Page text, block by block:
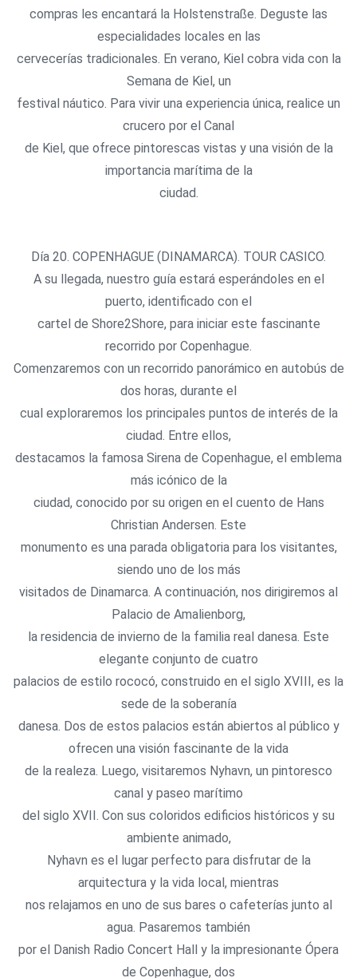
compras les encantará la Holstenstraße. Deguste las
especialidades locales en las
cervecerías tradicionales. En verano, Kiel cobra vida con la
Semana de Kiel, un
festival náutico. Para vivir una experiencia única, realice un
crucero por el Canal
de Kiel, que ofrece pintorescas vistas y una visión de la
importancia marítima de la
ciudad.
Día 20. COPENHAGUE (DINAMARCA). TOUR CASICO.
A su llegada, nuestro guía estará esperándoles en el
puerto, identificado con el
cartel de Shore2Shore, para iniciar este fascinante
recorrido por Copenhague.
Comenzaremos con un recorrido panorámico en autobús de
dos horas, durante el
cual exploraremos los principales puntos de interés de la
ciudad. Entre ellos,
destacamos la famosa Sirena de Copenhague, el emblema
más icónico de la
ciudad, conocido por su origen en el cuento de Hans
Christian Andersen. Este
monumento es una parada obligatoria para los visitantes,
siendo uno de los más
visitados de Dinamarca. A continuación, nos dirigiremos al
Palacio de Amalienborg,
la residencia de invierno de la familia real danesa. Este
elegante conjunto de cuatro
palacios de estilo rococó, construido en el siglo XVIII, es la
sede de la soberanía
danesa. Dos de estos palacios están abiertos al público y
ofrecen una visión fascinante de la vida
de la realeza. Luego, visitaremos Nyhavn, un pintoresco
canal y paseo marítimo
del siglo XVII. Con sus coloridos edificios históricos y su
ambiente animado,
Nyhavn es el lugar perfecto para disfrutar de la
arquitectura y la vida local, mientras
nos relajamos en uno de sus bares o cafeterías junto al
agua. Pasaremos también
por el Danish Radio Concert Hall y la impresionante Ópera
de Copenhague, dos